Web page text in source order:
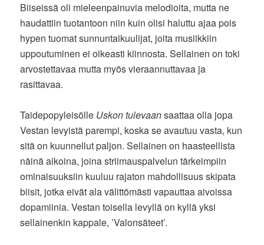
Biiseissä oli mieleenpainuvia melodioita, mutta ne
haudattiin tuotantoon niin kuin olisi haluttu ajaa pois
hypen tuomat sunnuntaikuulijat, joita musiikkiin
uppoutuminen ei oikeasti kiinnosta. Sellainen on toki
arvostettavaa mutta myös vieraannuttavaa ja
rasittavaa.
Taidepopyleisölle Uskon tulevaansaattaa olla jopa
Vestan levyistä parempi, koska se avautuu vasta, kun
sitä on kuunnellut paljon. Sellainen on haasteellista
näinä aikoina, joina striimauspalvelun tärkeimpiin
ominaisuuksiin kuuluu rajaton mahdollisuus skipata
biisit, jotka eivät ala välittömästi vapauttaa aivoissa
dopamiinia. Vestan toisella levyllä on kyllä yksi
sellainenkin kappale, ’Valonsäteet’.